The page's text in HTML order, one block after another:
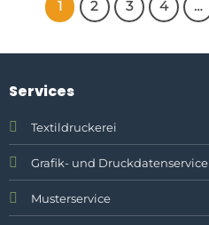
1 2 3 4 …
Services
Textildruckerei
Grafik- und Druckdatenservice
Musterservice